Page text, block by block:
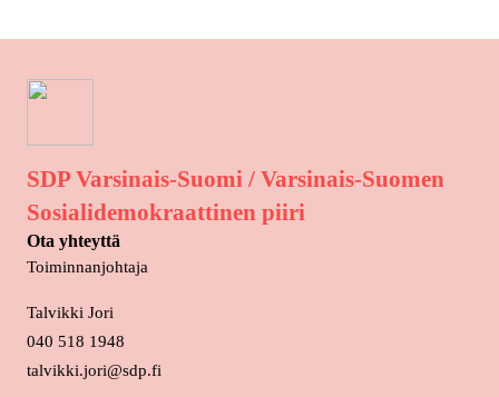
SDP Varsinais-Suomi / Varsinais-Suomen
Sosialidemokraattinen piiri
Ota yhteyttä
Toiminnanjohtaja
Talvikki Jori
040 518 1948
talvikki.jori@sdp.fi